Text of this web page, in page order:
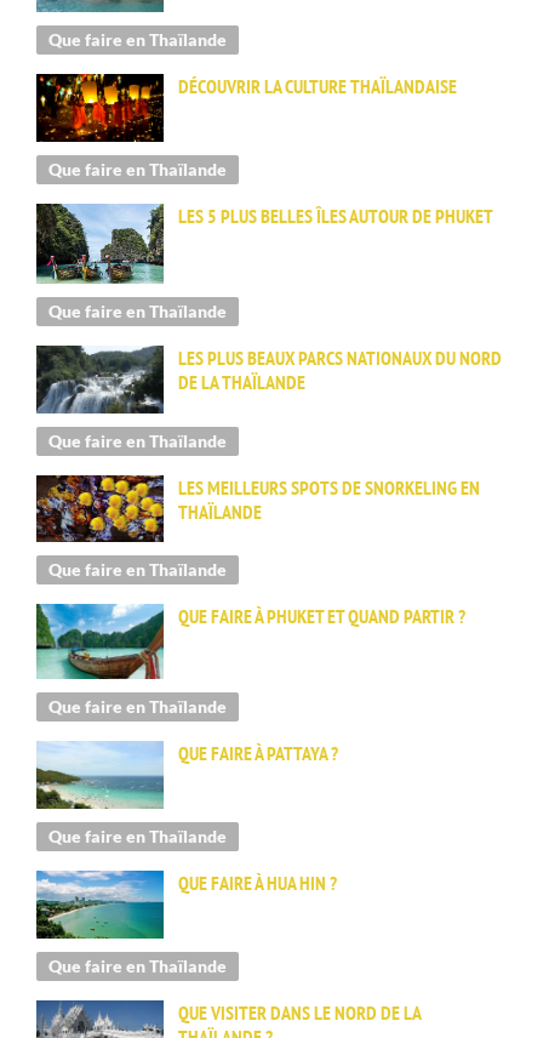
Que faire en Thaïlande
DÉCOUVRIR LA CULTURE THAÏLANDAISE
Que faire en Thaïlande
LES 5 PLUS BELLES ÎLES AUTOUR DE PHUKET
Que faire en Thaïlande
LES PLUS BEAUX PARCS NATIONAUX DU NORD
DE LA THAÏLANDE
Que faire en Thaïlande
LES MEILLEURS SPOTS DE SNORKELING EN
THAÏLANDE
Que faire en Thaïlande
QUE FAIRE À PHUKET ET QUAND PARTIR ?
Que faire en Thaïlande
QUE FAIRE À PATTAYA ?
Que faire en Thaïlande
QUE FAIRE À HUA HIN ?
Que faire en Thaïlande
QUE VISITER DANS LE NORD DE LA